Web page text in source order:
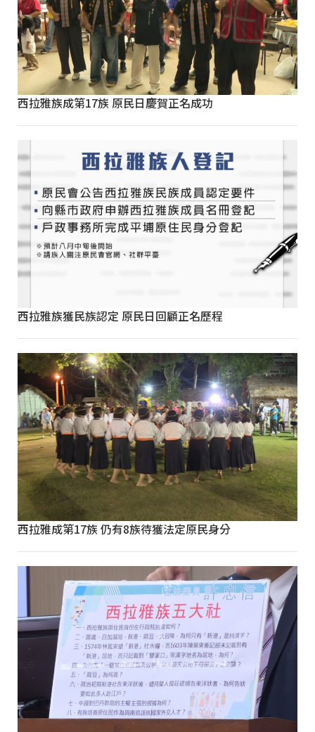
西拉雅族成第17族 原民日慶賀正名成功
西拉雅族獲民族認定 原民日回顧正名歷程
西拉雅成第17族 仍有8族待獲法定原民身分